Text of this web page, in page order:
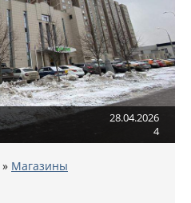
28.04.2026
4
» Магазины